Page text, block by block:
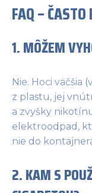
FAQ –
1. MÔŽEM
Nie. Hoci väčšia
z plastu, jej
a zvyšky
elektroodpad,
nie do
2. KAM S